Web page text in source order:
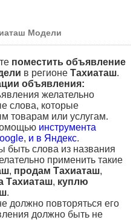
Модели
поместить объявление
в регионе Тахиаташ.
объявления:
желательно
слова, которые
товарам или услугам.
инструмента
, и в Яндекс.
быть слова из названия
применить такие
, продам Тахиаташ,
Тахиаташ, куплю
.
должно повторяться его
должно быть не